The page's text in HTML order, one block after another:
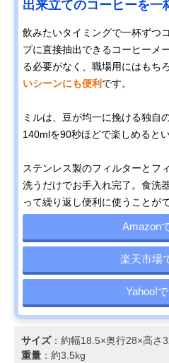
出来立てのコーヒーを一
飲みたいタイミングで一杯ずつ
プに直接抽出できるコーヒーメ
る必要がなく、職場用にはもちろ
いシーンにも便利 です。
ミルは、豆が均一に挽ける独自
140mlを90秒ほどで楽しめると
ステンレス製のフィルターとフ
洗うだけでお手入れ完了。食洗
って繰り返し便利に使うことが
Amazon
楽天市場
Yahoo!
サイズ：約幅18.5×奥行28×高さ
重量 ：約3.5kg